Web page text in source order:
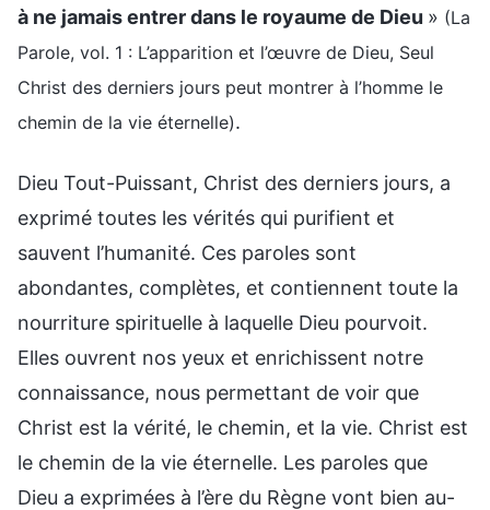
à ne jamais entrer dans le royaume de Dieu » (La
Parole, vol. 1 : L’apparition et l’œuvre de Dieu, Seul
Christ des derniers jours peut montrer à l’homme le
chemin de la vie éternelle).
Dieu Tout-Puissant, Christ des derniers jours, a
exprimé toutes les vérités qui purifient et
sauvent l’humanité. Ces paroles sont
abondantes, complètes, et contiennent toute la
nourriture spirituelle à laquelle Dieu pourvoit.
Elles ouvrent nos yeux et enrichissent notre
connaissance, nous permettant de voir que
Christ est la vérité, le chemin, et la vie. Christ est
le chemin de la vie éternelle. Les paroles que
Dieu a exprimées à l’ère du Règne vont bien au-